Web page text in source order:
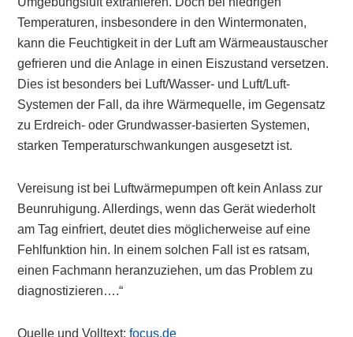
Temperaturen, insbesondere in den Wintermonaten,
kann die Feuchtigkeit in der Luft am Wärmeaustauscher
gefrieren und die Anlage in einen Eiszustand versetzen.
Dies ist besonders bei Luft/Wasser- und Luft/Luft-
Systemen der Fall, da ihre Wärmequelle, im Gegensatz
zu Erdreich- oder Grundwasser-basierten Systemen,
starken Temperaturschwankungen ausgesetzt ist.
Vereisung ist bei Luftwärmepumpen oft kein Anlass zur
Beunruhigung. Allerdings, wenn das Gerät wiederholt
am Tag einfriert, deutet dies möglicherweise auf eine
Fehlfunktion hin. In einem solchen Fall ist es ratsam,
einen Fachmann heranzuziehen, um das Problem zu
diagnostizieren….“
Quelle und Volltext:focus.de